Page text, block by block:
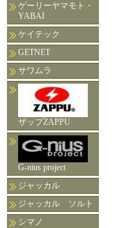
ゲーリーヤマモト・
YABAI
ケイテック
GETNET
サワムラ
ザップZAPPU
G-nius project
ジャッカル
ジャッカル ソルト
シマノ